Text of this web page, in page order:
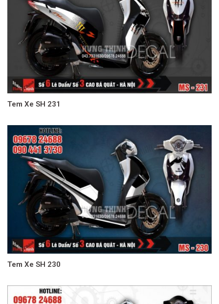
Tem Xe SH 231
Tem Xe SH 230